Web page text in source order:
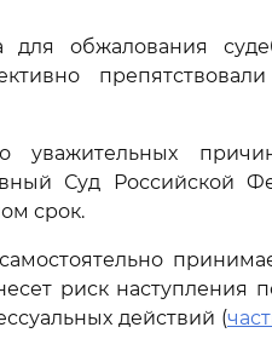
обжалования
препятствовали
Суд Российской
срок.
риск наступления
действий (